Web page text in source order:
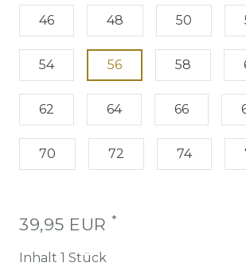
46 48 50
54 56 58
62 64 66
70 72 74
39,95 EUR *
Inhalt 1 Stück